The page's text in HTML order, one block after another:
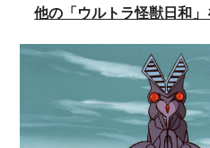
他の「ウルトラ怪獣日和